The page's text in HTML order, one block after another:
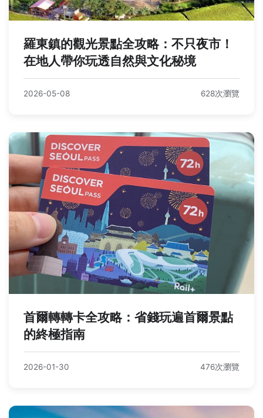
羅東鎮的觀光景點全攻略：不只夜市！
在地人帶你玩透自然與文化秘境
2026-05-08 628次瀏覽
首爾轉轉卡全攻略：省錢玩遍首爾景點
的終極指南
2026-01-30 476次瀏覽